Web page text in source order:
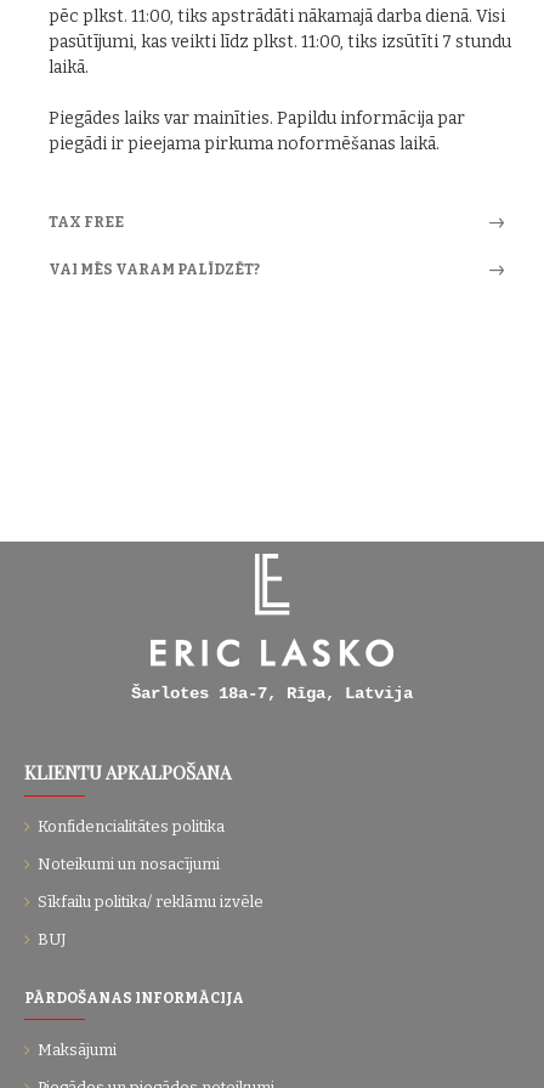
pēc plkst. 11:00, tiks apstrādāti nākamajā darba dienā. Visi
pasūtījumi, kas veikti līdz plkst. 11:00, tiks izsūtīti 7 stundu
laikā.
Piegādes laiks var mainīties. Papildu informācija par
piegādi ir pieejama pirkuma noformēšanas laikā.
TAX FREE
VAI MĒS VARAM PALĪDZĒT?
Šarlotes 18a-7, Rīga, Latvija
KLIENTU APKALPOŠANA
Konfidencialitātes politika
Noteikumi un nosacījumi
Sīkfailu politika/ reklāmu izvēle
BUJ
PĀRDOŠANAS INFORMĀCIJA
Maksājumi